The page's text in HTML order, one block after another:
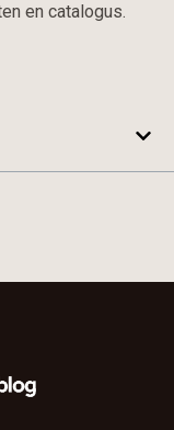
en catalogus.